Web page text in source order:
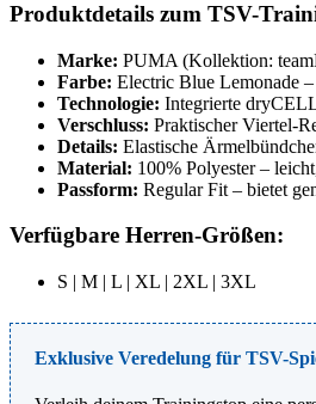
Produktdetails zum TSV-
Marke: PUMA (Kollektion:
Farbe: Electric Blue Lemonade
Technologie: Integrierte
Verschluss: Praktischer Viertel-
Details: Elastische
Material: 100% Polyester –
Passform: Regular Fit – bietet
Verfügbare Herren-Größen:
S | M | L | XL | 2XL | 3XL
Exklusive Veredelung für TSV-